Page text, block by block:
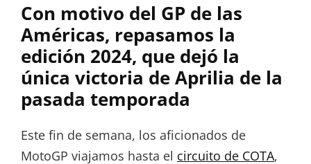
Con motivo del GP de las
Américas, repasamos la
edición 2024, que dejó la
única victoria de Aprilia de la
pasada temporada
Este fin de semana, los aficionados de
MotoGP viajamos hasta el circuito de COTA,